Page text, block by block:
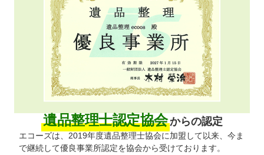
遺品整理士認定協会からの認定
エコーズは、2019年度遺品整理士協会に加盟して以来、今ま
で継続して優良事業所認定を協会から受けております。